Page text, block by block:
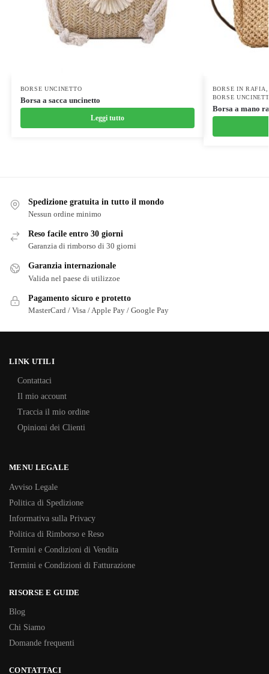
BORSE UNCINETTO
Borsa a sacca uncinetto
Leggi tutto
BORSE IN RAFIA
BORSE
Borsa a mano
Spedizione gratuita in tutto il mondo
Nessun ordine minimo
Reso facile entro 30 giorni
Garanzia di rimborso di 30 giorni
Garanzia internazionale
Valida nel paese di utilizzoe
Pagamento sicuro e protetto
MasterCard / Visa / Apple Pay / Google Pay
LINK UTILI
Contattaci
Il mio account
Traccia il mio ordine
Opinioni dei Clienti
MENU LEGALE
Avviso Legale
Politica di Spedizione
Informativa sulla Privacy
Politica di Rimborso e Reso
Termini e Condizioni di Vendita
Termini e Condizioni di Fatturazione
RISORSE E GUIDE
Blog
Chi Siamo
Domande frequenti
CONTATTACI